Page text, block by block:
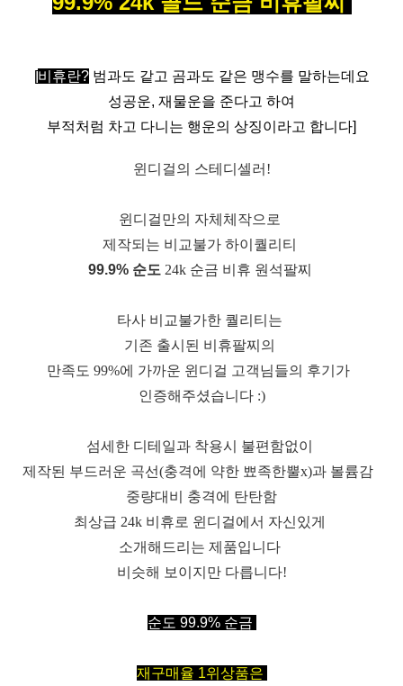
[비휴란? 범과도 같고 곰과도 같은 맹수를 말하는데요
성공운, 재물운을 준다고 하여
부적처럼 차고 다니는 행운의 상징이라고 합니다]
윈디걸의 스테디셀러!
윈디걸만의 자체체작으로
제작되는 비교불가 하이퀄리티
99.9% 순도 24k 순금 비휴 원석팔찌
타사 비교불가한 퀄리티는
기존 출시된 비휴팔찌의
만족도 99%에 가까운 윈디걸 고객님들의 후기가
인증해주셨습니다 :)
섬세한 디테일과 착용시 불편함없이
제작된 부드러운 곡선(충격에 약한 뾰족한뿔x)과 볼륨감
중량대비 충격에 탄탄함
최상급 24k 비휴로 윈디걸에서 자신있게
소개해드리는 제품입니다
비슷해 보이지만 다릅니다!
순도 99.9% 순금
재구매율 1위상품은